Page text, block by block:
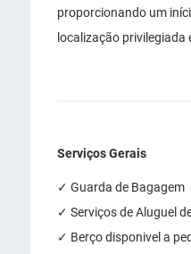
proporcionando um
localização privilegiada
Serviços Gerais
✓ Guarda de Bagagem
✓ Serviços de Aluguel
✓ Berço disponivel a